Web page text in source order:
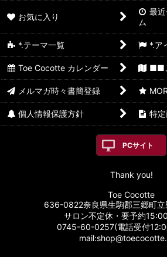
お気に入り
最
ム
*.テーマ一覧 *.ア
Toe Cocotte カレンダー ■■
メルマガ時々書簡登録
個人情報保護方針 特
PCサイト
Thank you!
Toe Cocotte
636-0822奈良県生駒郡三郷町立
サロン不定休・要予約
0745-60-0257(電話受付